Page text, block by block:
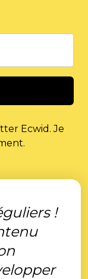
Ecwid. Je
!